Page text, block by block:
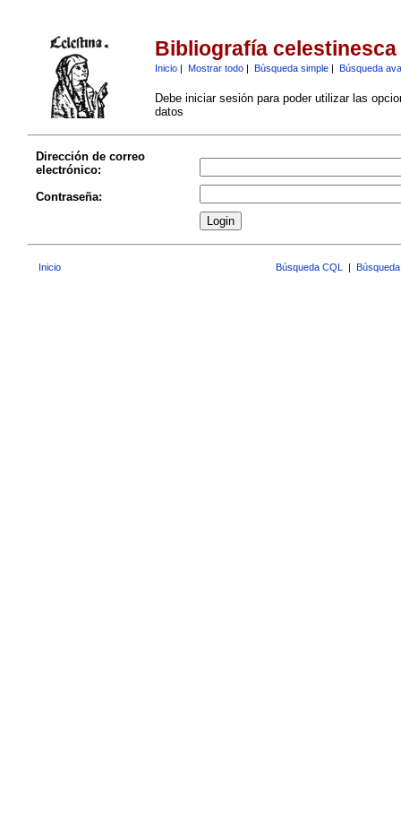
Bibliografía celestinesca
Inicio| Mostrar todo| Búsqueda simple| Búsqueda
Debe iniciar sesión para poder utilizar las
datos
Dirección de correo
electrónico:
Contraseña:
Inicio Búsqueda CQL |